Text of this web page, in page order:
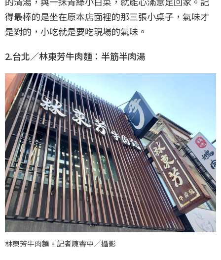
得最棒的是坐在原本店面裡的那三張小桌子，氣味才
是對的，小吃就是要吃現場的氣味。
2.台北／林東芳牛肉麵：半筋半肉湯
林東芳牛肉麵。記者陳睿中／攝影